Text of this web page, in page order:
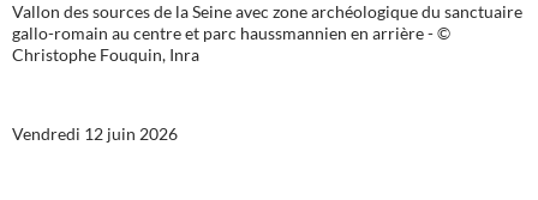
Vallon des sources de la Seine avec zone archéologique du sanctuaire
gallo-romain au centre et parc haussmannien en arrière - ©
Christophe Fouquin, Inra
Vendredi 12 juin 2026